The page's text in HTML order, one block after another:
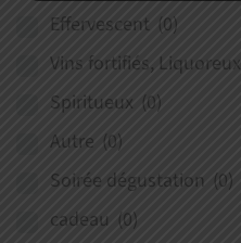
Effervescent (0)
Vins fortifiés, Liquoreux
Spiritueux (0)
Autre (0)
Soirée dégustation (0)
cadeau (0)